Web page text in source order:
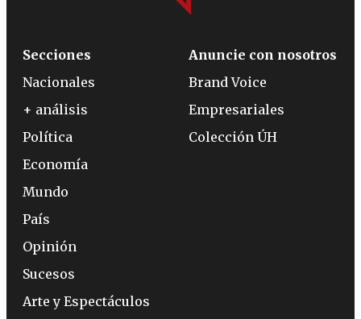
Secciones
Nacionales
+ análisis
Política
Economía
Mundo
País
Opinión
Sucesos
Arte y Espectáculos
Anuncie con nosotros
Brand Voice
Empresariales
Colección ÚH